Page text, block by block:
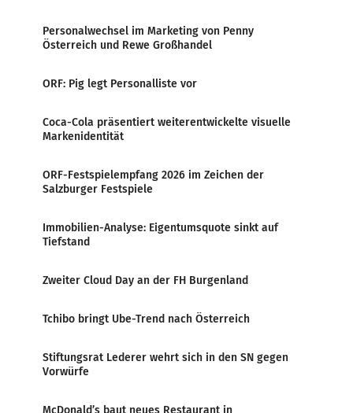
Personalwechsel im Marketing von Penny
Österreich und Rewe Großhandel
ORF: Pig legt Personalliste vor
Coca-Cola präsentiert weiterentwickelte visuelle
Markenidentität
ORF-Festspielempfang 2026 im Zeichen der
Salzburger Festspiele
Immobilien-Analyse: Eigentumsquote sinkt auf
Tiefstand
Zweiter Cloud Day an der FH Burgenland
Tchibo bringt Ube-Trend nach Österreich
Stiftungsrat Lederer wehrt sich in den SN gegen
Vorwürfe
McDonald’s baut neues Restaurant in